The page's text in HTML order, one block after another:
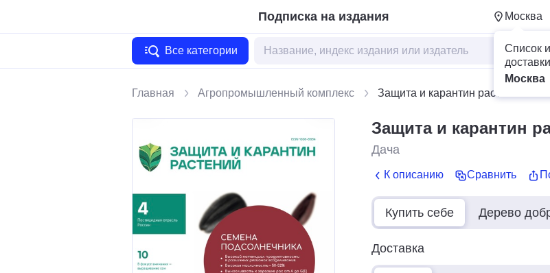
Подписка на издания Москва
Список
доставки
Москва
Все категории
Главная Агропромышленный комплекс Защита и карантин растений
Защита и карантин
Дача
К описанию Сравнить
Купить себе Дерево
Доставка